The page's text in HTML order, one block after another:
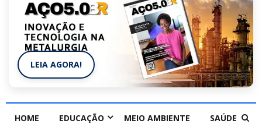
LEIA AGORA!
HOME EDUCAÇÃO MEIO AMBIENTE SAÚDE